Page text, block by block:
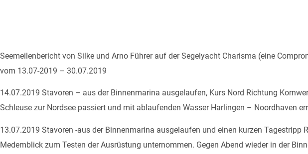
Seemeilenbericht von Silke und Arno Führer auf der Segelyacht Charisma (eine
vom 13.07-2019 – 30.07.2019
14.07.2019 Stavoren – aus der Binnenmarina ausgelaufen, Kurs Nord Richtung
Schleuse zur Nordsee passiert und mit ablaufenden Wasser Harlingen – Noordhaven
13.07.2019 Stavoren -aus der Binnenmarina ausgelaufen und einen kurzen Tagestripp
Medemblick zum Testen der Ausrüstung unternommen. Gegen Abend wieder in der